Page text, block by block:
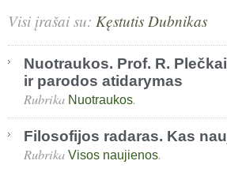
Visi įrašai su: Kęstutis Dubnikas
Nuotraukos. Prof. R.
ir parodos atidarymas
Rubrika Nuotraukos.
Filosofijos radaras. Kas
Rubrika Visos naujienos.